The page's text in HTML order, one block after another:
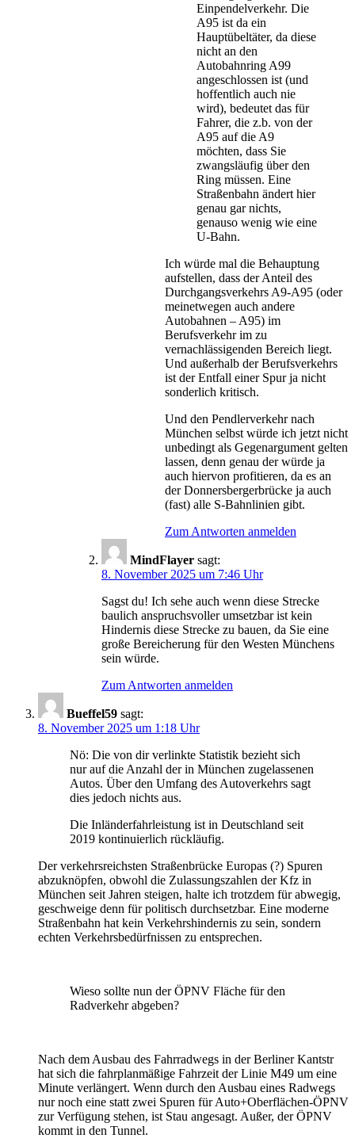
Einpendelverkehr. Die
A95 ist da ein
Hauptübeltäter, da diese
nicht an den
Autobahnring A99
angeschlossen ist (und
hoffentlich auch nie
wird), bedeutet das für
Fahrer, die z.b. von der
A95 auf die A9
möchten, dass Sie
zwangsläufig über den
Ring müssen. Eine
Straßenbahn ändert hier
genau gar nichts,
genauso wenig wie eine
U-Bahn.
Ich würde mal die Behauptung
aufstellen, dass der Anteil des
Durchgangsverkehrs A9-A95 (oder
meinetwegen auch andere
Autobahnen – A95) im
Berufsverkehr im zu
vernachlässigenden Bereich liegt.
Und außerhalb der Berufsverkehrs
ist der Entfall einer Spur ja nicht
sonderlich kritisch.
Und den Pendlerverkehr nach
München selbst würde ich jetzt nicht
unbedingt als Gegenargument gelten
lassen, denn genau der würde ja
auch hiervon profitieren, da es an
der Donnersbergerbrücke ja auch
(fast) alle S-Bahnlinien gibt.
Zum Antworten anmelden
MindFlayer sagt:
8. November 2025 um 7:46 Uhr
Sagst du! Ich sehe auch wenn diese Strecke
baulich anspruchsvoller umsetzbar ist kein
Hindernis diese Strecke zu bauen, da Sie eine
große Bereicherung für den Westen Münchens
sein würde.
Zum Antworten anmelden
Bueffel59 sagt:
8. November 2025 um 1:18 Uhr
Nö: Die von dir verlinkte Statistik bezieht sich
nur auf die Anzahl der in München zugelassenen
Autos. Über den Umfang des Autoverkehrs sagt
dies jedoch nichts aus.
Die Inländerfahrleistung ist in Deutschland seit
2019 kontinuierlich rückläufig.
Der verkehrsreichsten Straßenbrücke Europas (?) Spuren
abzuknöpfen, obwohl die Zulassungszahlen der Kfz in
München seit Jahren steigen, halte ich trotzdem für abwegig,
geschweige denn für politisch durchsetzbar. Eine moderne
Straßenbahn hat kein Verkehrshindernis zu sein, sondern
echten Verkehrsbedürfnissen zu entsprechen.
Wieso sollte nun der ÖPNV Fläche für den
Radverkehr abgeben?
Nach dem Ausbau des Fahrradwegs in der Berliner Kantstr
hat sich die fahrplanmäßige Fahrzeit der Linie M49 um eine
Minute verlängert. Wenn durch den Ausbau eines Radwegs
nur noch eine statt zwei Spuren für Auto+Oberflächen-ÖPNV
zur Verfügung stehen, ist Stau angesagt. Außer, der ÖPNV
kommt in den Tunnel.